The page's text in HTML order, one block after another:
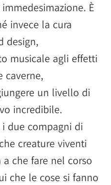
È
invece la cura
design,
musicale agli effetti
caverne,
un livello di
incredibile.
due compagni di
creature viventi
che fare nel corso
che le cose si fanno